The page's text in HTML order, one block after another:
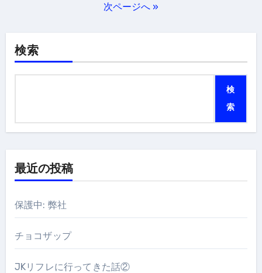
ペ
ー
ジ
り
次ページへ »
検索
検
索
最近の投稿
保護中: 弊社
チョコザップ
JKリフレに行ってきた話②